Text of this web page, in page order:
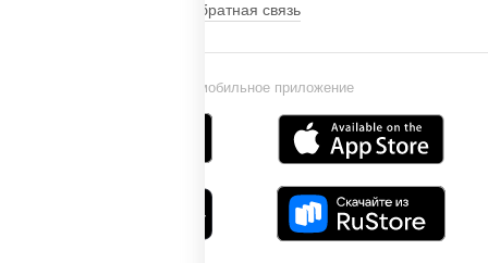
Установи мобильное приложение
Обратная связь